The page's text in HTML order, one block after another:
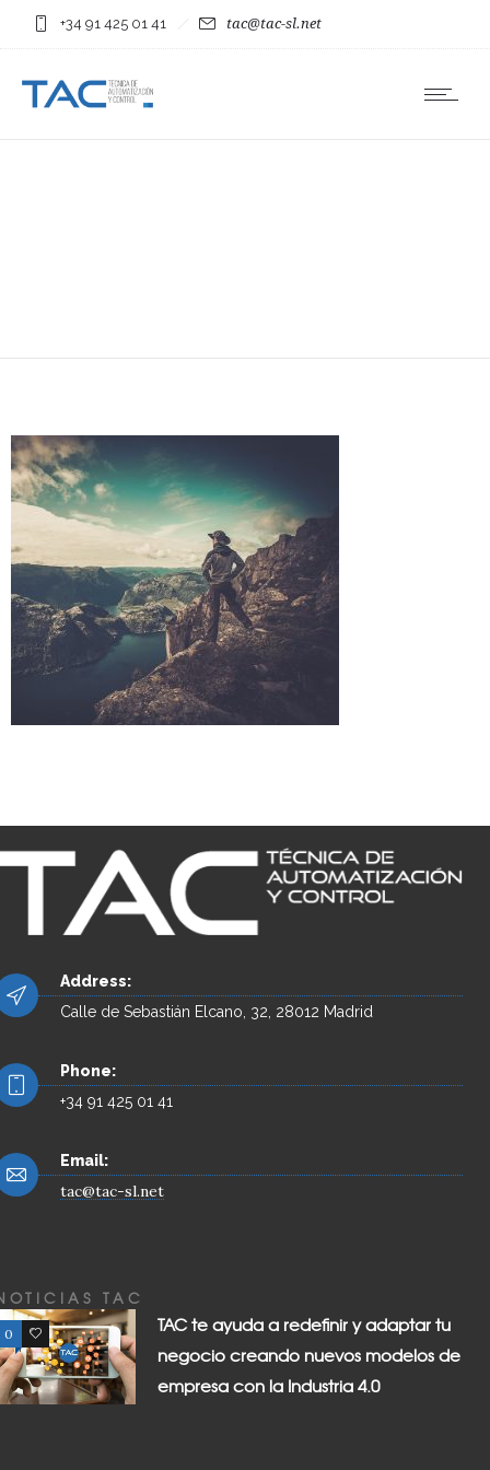
+34 91 425 01 41 tac@tac-sl.net
Address:
Calle de Sebastián Elcano, 32, 28012 Madrid
Phone:
+34 91 425 01 41
Email:
tac@tac-sl.net
TAC
0 0
TAC te ayuda a redefinir y adaptar tu
negocio creando nuevos modelos de
empresa con la Industria 4.0